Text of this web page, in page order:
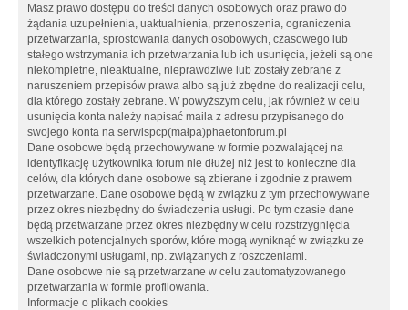
Masz prawo dostępu do treści danych osobowych oraz prawo do
żądania uzupełnienia, uaktualnienia, przenoszenia, ograniczenia
przetwarzania, sprostowania danych osobowych, czasowego lub
stałego wstrzymania ich przetwarzania lub ich usunięcia, jeżeli są one
niekompletne, nieaktualne, nieprawdziwe lub zostały zebrane z
naruszeniem przepisów prawa albo są już zbędne do realizacji celu,
dla którego zostały zebrane. W powyższym celu, jak również w celu
usunięcia konta należy napisać maila z adresu przypisanego do
swojego konta na serwispcp(małpa)phaetonforum.pl
Dane osobowe będą przechowywane w formie pozwalającej na
identyfikację użytkownika forum nie dłużej niż jest to konieczne dla
celów, dla których dane osobowe są zbierane i zgodnie z prawem
przetwarzane. Dane osobowe będą w związku z tym przechowywane
przez okres niezbędny do świadczenia usługi. Po tym czasie dane
będą przetwarzane przez okres niezbędny w celu rozstrzygnięcia
wszelkich potencjalnych sporów, które mogą wyniknąć w związku ze
świadczonymi usługami, np. związanych z roszczeniami.
Dane osobowe nie są przetwarzane w celu zautomatyzowanego
przetwarzania w formie profilowania.
Informacje o plikach cookies